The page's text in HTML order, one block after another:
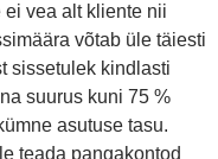
ei vea alt kliente nii
võtab üle täiesti
sissetulek kindlasti
suurus kuni 75 %
asutuse tasu.
teada pangakontod